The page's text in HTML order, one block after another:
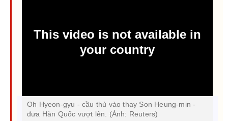
Oh Hyeon-gyu - cầu thủ vào thay Son Heung-min -
đưa Hàn Quốc vượt lên. (Ảnh: Reuters)